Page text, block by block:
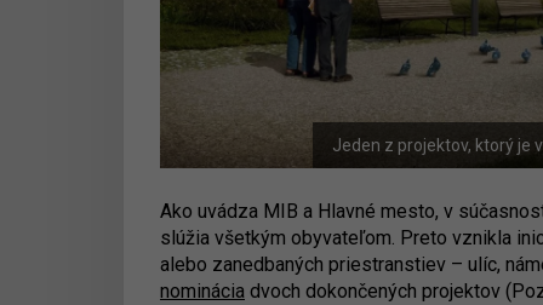
Jeden z projektov, ktorý je
Ako uvádza MIB a Hlavné mesto, v
slúžia všetkým obyvateľom. Preto vznikla
alebo zanedbaných priestranstiev – ulíc,
nominácia dvoch dokončených projektov